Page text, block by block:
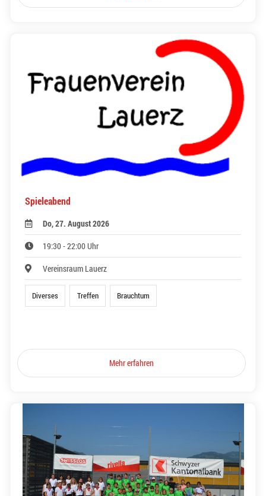
Spieleabend
Do, 27. August 2026
19:30 - 22:00 Uhr
Vereinsraum Lauerz
Diverses Treffen Brauchtum
Mehr erfahren